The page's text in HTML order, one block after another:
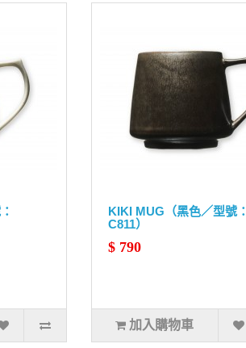
KIKI MUG（黑色／型號：
C811）
$ 790
加入購物車